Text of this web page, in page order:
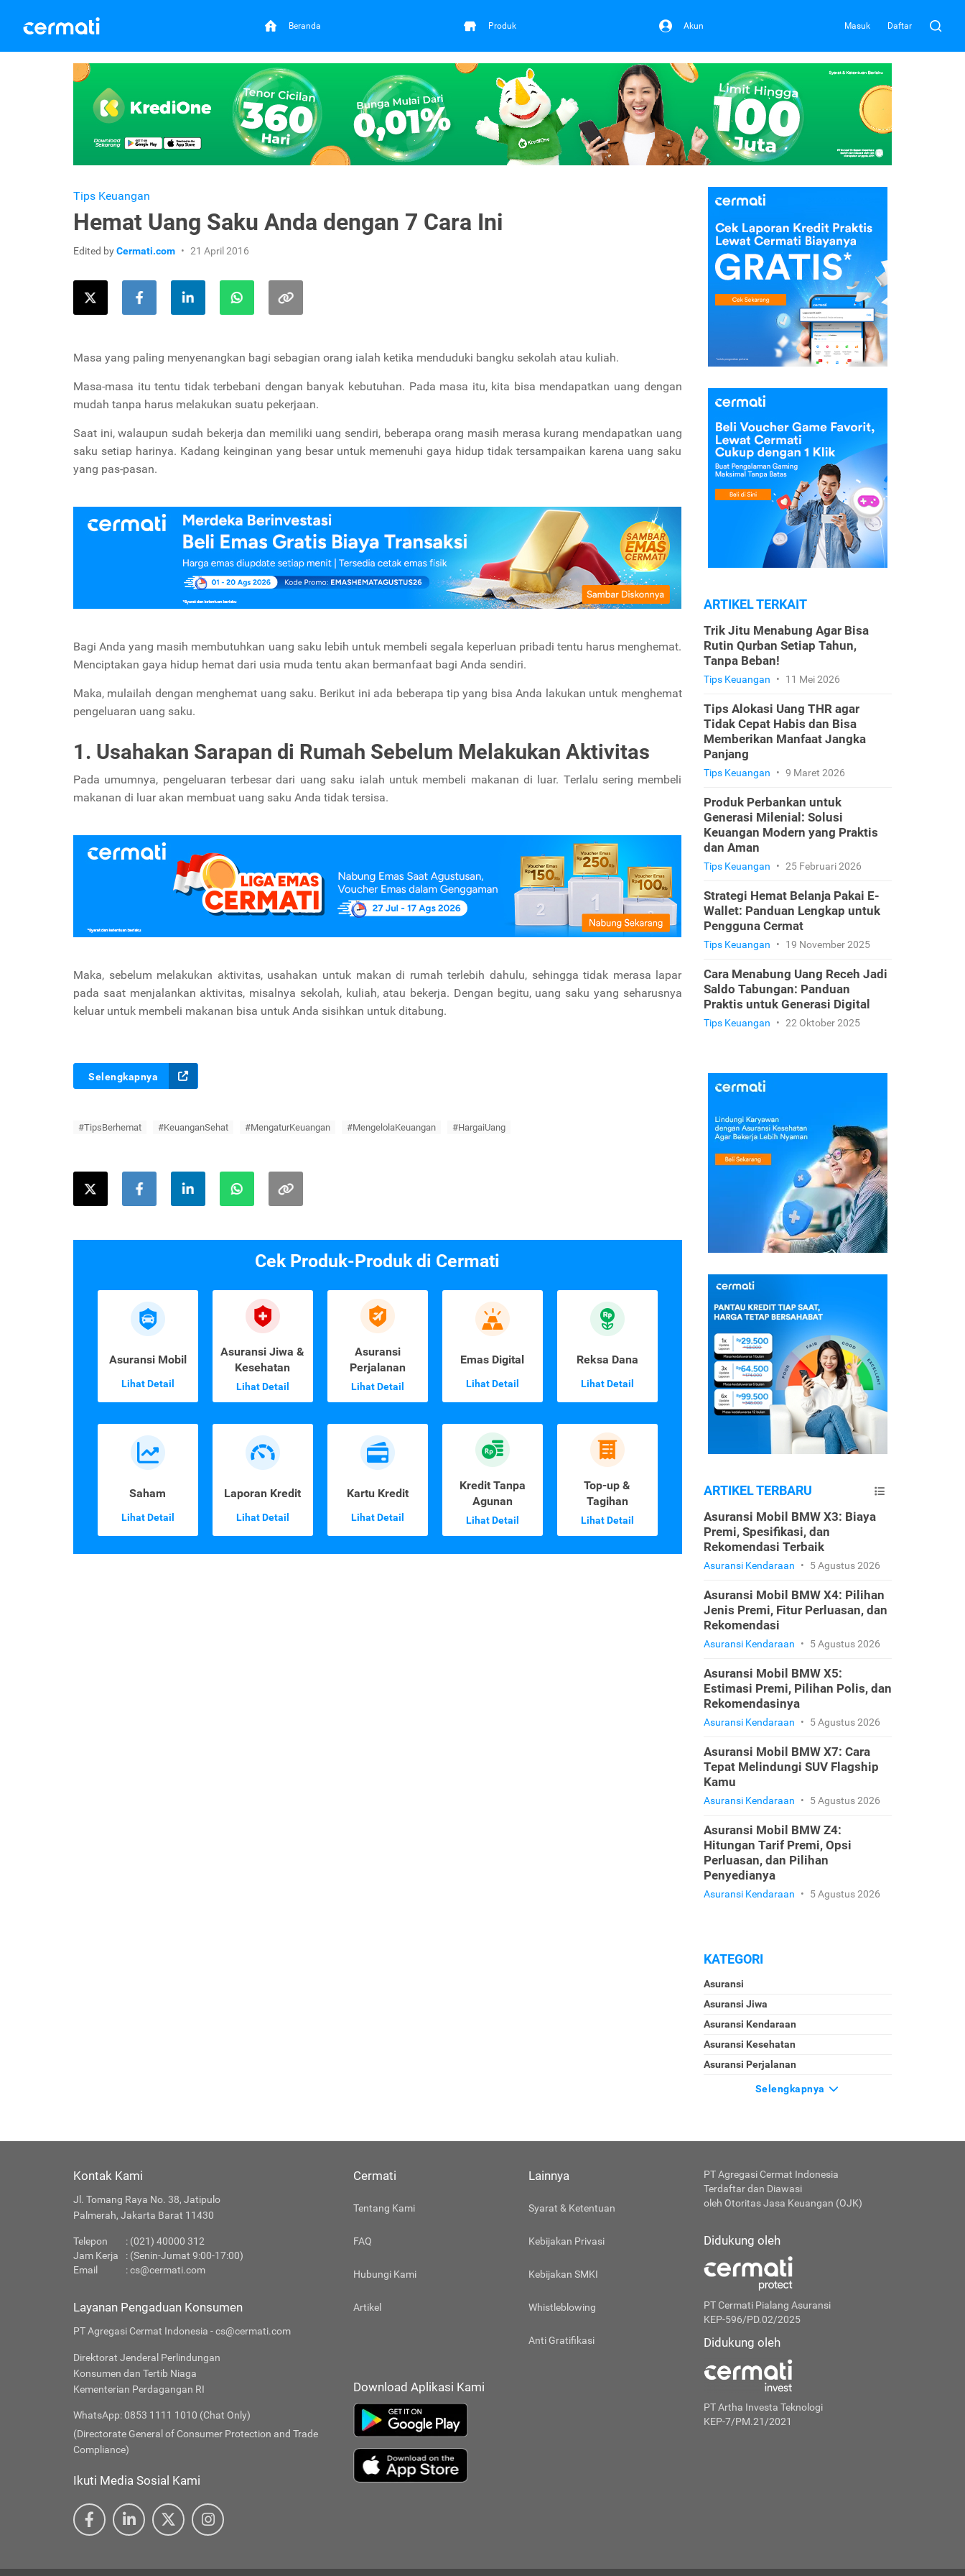
Beranda Produk Akun Masuk Daftar
Tips Keuangan
Hemat Uang Saku Anda dengan 7 Cara Ini
Edited byCermati.com 21 April 2016
Masa yang paling menyenangkan bagi sebagian orang ialah ketika menduduki bangku sekolah atau kuliah.
Masa-masa itu tentu tidak terbebani dengan banyak kebutuhan. Pada masa itu, kita bisa mendapatkan uang dengan
mudah tanpa harus melakukan suatu pekerjaan.
Saat ini, walaupun sudah bekerja dan memiliki uang sendiri, beberapa orang masih merasa kurang mendapatkan uang
saku setiap harinya. Kadang keinginan yang besar untuk memenuhi gaya hidup tidak tersampaikan karena uang saku
yang pas-pasan.
Bagi Anda yang masih membutuhkan uang saku lebih untuk membeli segala keperluan pribadi tentu harus menghemat.
Menciptakan gaya hidup hemat dari usia muda tentu akan bermanfaat bagi Anda sendiri.
Maka, mulailah dengan menghemat uang saku. Berikut ini ada beberapa tip yang bisa Anda lakukan untuk menghemat
pengeluaran uang saku.
1. Usahakan Sarapan di Rumah Sebelum Melakukan Aktivitas
Pada umumnya, pengeluaran terbesar dari uang saku ialah untuk membeli makanan di luar. Terlalu sering membeli
makanan di luar akan membuat uang saku Anda tidak tersisa.
Maka, sebelum melakukan aktivitas, usahakan untuk makan di rumah terlebih dahulu, sehingga tidak merasa lapar
pada saat menjalankan aktivitas, misalnya sekolah, kuliah, atau bekerja. Dengan begitu, uang saku yang seharusnya
keluar untuk membeli makanan bisa untuk Anda sisihkan untuk ditabung.
Selengkapnya
#TipsBerhemat #KeuanganSehat #MengaturKeuangan #MengelolaKeuangan #HargaiUang
Cek Produk-Produk di Cermati
Asuransi Mobil
Lihat Detail
Asuransi Jiwa &
Kesehatan
Lihat Detail
Asuransi
Perjalanan
Lihat Detail
Emas Digital
Lihat Detail
Reksa Dana
Lihat Detail
Saham
Lihat Detail
Laporan Kredit
Lihat Detail
Kartu Kredit
Lihat Detail
Kredit Tanpa
Agunan
Lihat Detail
Top-up &
Tagihan
Lihat Detail
ARTIKEL TERKAIT
Trik Jitu Menabung Agar Bisa
Rutin Qurban Setiap Tahun,
Tanpa Beban!
Tips Keuangan • 11 Mei 2026
Tips Alokasi Uang THR agar
Tidak Cepat Habis dan Bisa
Memberikan Manfaat Jangka
Panjang
Tips Keuangan • 9 Maret 2026
Produk Perbankan untuk
Generasi Milenial: Solusi
Keuangan Modern yang Praktis
dan Aman
Tips Keuangan • 25 Februari 2026
Strategi Hemat Belanja Pakai E-
Wallet: Panduan Lengkap untuk
Pengguna Cermat
Tips Keuangan • 19 November 2025
Cara Menabung Uang Receh Jadi
Saldo Tabungan: Panduan
Praktis untuk Generasi Digital
Tips Keuangan • 22 Oktober 2025
ARTIKEL TERBARU
Asuransi Mobil BMW X3: Biaya
Premi, Spesifikasi, dan
Rekomendasi Terbaik
Asuransi Kendaraan • 5 Agustus 2026
Asuransi Mobil BMW X4: Pilihan
Jenis Premi, Fitur Perluasan, dan
Rekomendasi
Asuransi Kendaraan • 5 Agustus 2026
Asuransi Mobil BMW X5:
Estimasi Premi, Pilihan Polis, dan
Rekomendasinya
Asuransi Kendaraan • 5 Agustus 2026
Asuransi Mobil BMW X7: Cara
Tepat Melindungi SUV Flagship
Kamu
Asuransi Kendaraan • 5 Agustus 2026
Asuransi Mobil BMW Z4:
Hitungan Tarif Premi, Opsi
Perluasan, dan Pilihan
Penyedianya
Asuransi Kendaraan • 5 Agustus 2026
KATEGORI
Asuransi
Asuransi Jiwa
Asuransi Kendaraan
Asuransi Kesehatan
Asuransi Perjalanan
Selengkapnya
Kontak Kami
Jl. Tomang Raya No. 38, Jatipulo
Palmerah, Jakarta Barat 11430
Telepon
: (021) 40000 312
Jam Kerja
: (Senin-Jumat 9:00-17:00)
Email
:cs@cermati.com
Layanan Pengaduan Konsumen
PT Agregasi Cermat Indonesia - cs@cermati.com
Direktorat Jenderal Perlindungan
Konsumen dan Tertib Niaga
Kementerian Perdagangan RI
WhatsApp: 0853 1111 1010 (Chat Only)
(Directorate General of Consumer Protection and Trade
Compliance)
Ikuti Media Sosial Kami
Cermati
Tentang Kami
FAQ
Hubungi Kami
Artikel
Lainnya
Syarat & Ketentuan
Kebijakan Privasi
Kebijakan SMKI
Whistleblowing
Anti Gratifikasi
Download Aplikasi Kami
PT Agregasi Cermat Indonesia
Terdaftar dan Diawasi
oleh Otoritas Jasa Keuangan (OJK)
Didukung oleh
PT Cermati Pialang Asuransi
KEP-596/PD.02/2025
Didukung oleh
PT Artha Investa Teknologi
KEP-7/PM.21/2021